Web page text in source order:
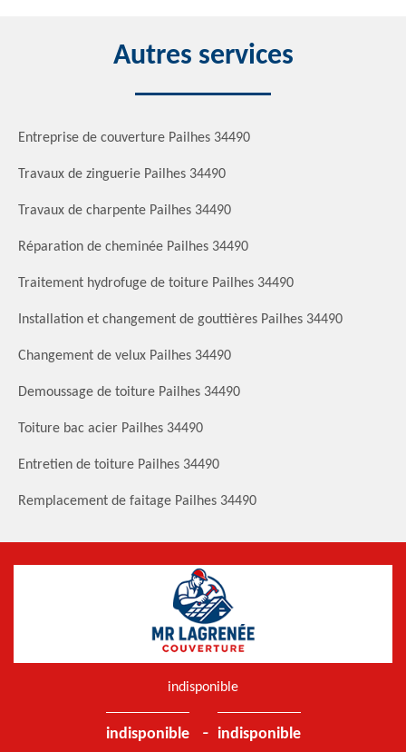
Autres services
Entreprise de couverture Pailhes 34490
Travaux de zinguerie Pailhes 34490
Travaux de charpente Pailhes 34490
Réparation de cheminée Pailhes 34490
Traitement hydrofuge de toiture Pailhes 34490
Installation et changement de gouttières Pailhes 34490
Changement de velux Pailhes 34490
Demoussage de toiture Pailhes 34490
Toiture bac acier Pailhes 34490
Entretien de toiture Pailhes 34490
Remplacement de faitage Pailhes 34490
indisponible
indisponible - indisponible